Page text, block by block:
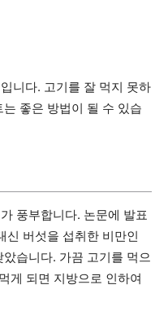
니다. 고기를 잘 먹지 못하
좋은 방법이 될 수 있습
풍부합니다. 논문에 발표
신 버섯을 섭취한 비만인
습니다. 가끔 고기를 먹으
게 되면 지방으로 인하여